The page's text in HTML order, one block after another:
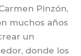
Pinzón,
muchos años
un
donde los